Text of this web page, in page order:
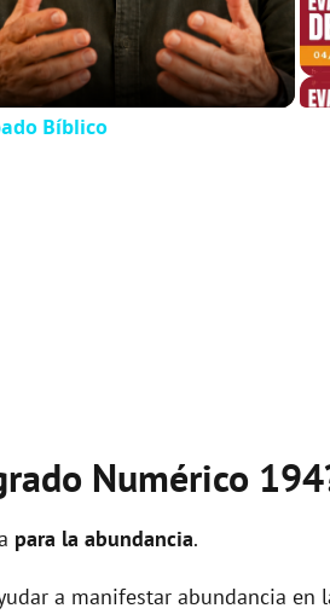
Bíblico
Numérico
para la abundancia.
a manifestar abundancia en